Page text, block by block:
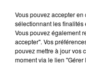
13 mai 2025 - 4 min
LES INFOS DU
Vous pouvez accepter en
sélectionnant les finalités
Vous pouvez également
accepter". Vos
pouvez mettre à jour vos
moment via le lien